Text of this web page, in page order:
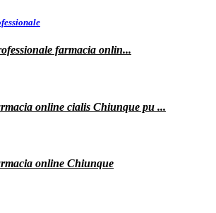
farmacia onlin...
online cialis Chiunque pu ...
online Chiunque